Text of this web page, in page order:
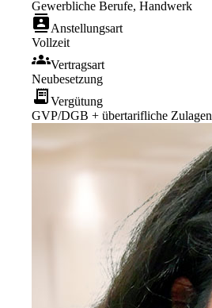
Gewerbliche Berufe, Handwerk
contactsAnstellungsart
Vollzeit
groupsVertragsart
Neubesetzung
receipt_longVergütung
GVP/DGB + übertarifliche Zulagen